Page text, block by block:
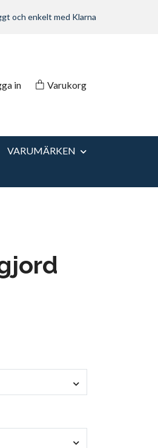
och enkelt med Klarna
in Varukorg
VARUMÄRKEN